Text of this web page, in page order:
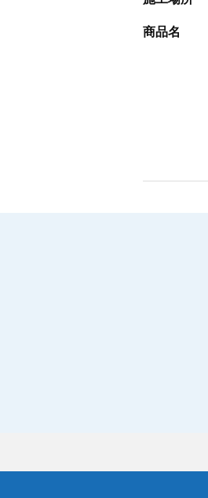
商品名